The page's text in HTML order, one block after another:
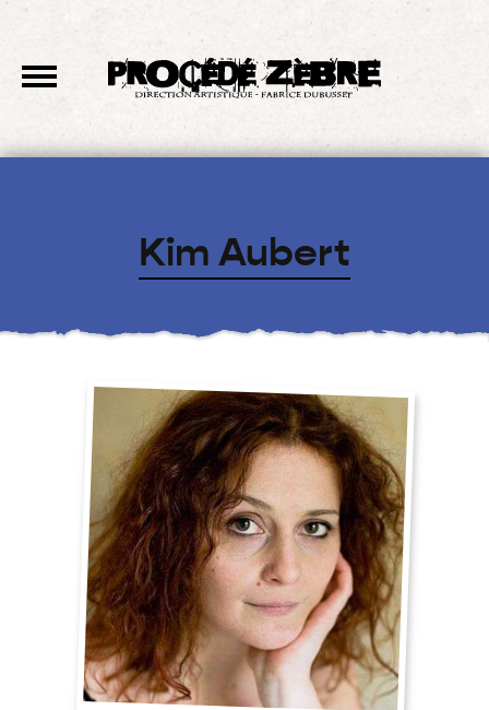
Kim Aubert